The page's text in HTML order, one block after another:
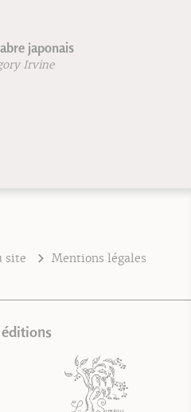
japonais
Irvine
site
Mentions légales